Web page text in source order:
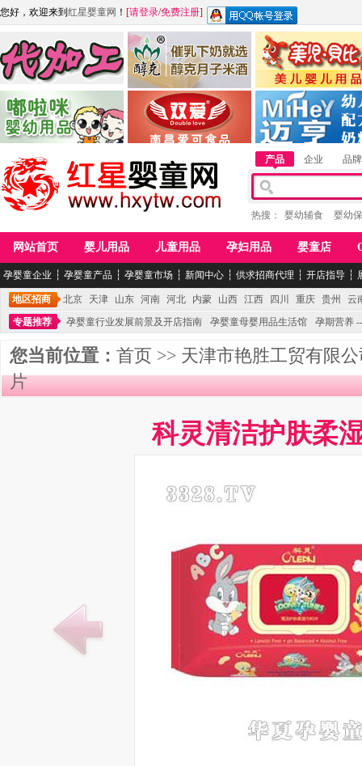
您好，欢迎来到 红星婴童网 ！ [请登录/免费注册]
江西麦嘟嘟食品有限公司
青岛嘟啦咪婴幼儿用品公司
江西醇之客月子米酒 惠州市美儿婴儿用品
湖南迈亨母婴用品有限
产品 企业 品牌
热搜： 婴幼辅食 婴幼
网站首页 婴儿用品 儿童用品 孕妇用品 婴童店
孕婴童企业 ┆ 孕婴童产品 ┆ 孕婴童市场 ┆ 新闻中心 ┆ 供求招商代理 ┆ 开店指导 ┆
地区招商 北京 天津 山东 河南 河北 内蒙 山西 江西 四川 重庆 贵州
云
专题推荐
孕婴童行业发展前景及开店指南 孕婴童母婴用品生活馆 孕期营养
您当前位置： 首页 >> 天津市艳胜工贸有限
片
科灵清洁护肤柔